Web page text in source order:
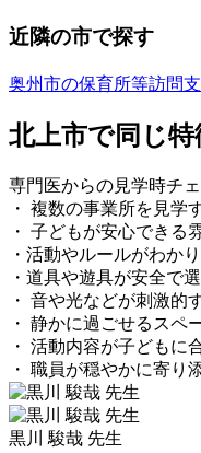
近隣の市で探す
奥州市の保育所等訪問
北上市で同じ
専門医からの見学時チ
・ 複数の事業所を見学
・ 子どもが安心できる
・活動やルールがわか
・道具や遊具が安全で
・ 音や光などが刺激的
・ 静かに過ごせるスペ
・ 活動内容が子どもに
・ 職員が穏やかに寄り
黒川 駿哉 先生